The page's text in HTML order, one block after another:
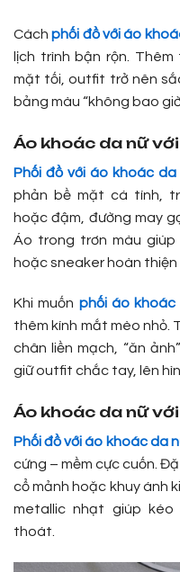
Cáchphối đồ với áo
lịch trình bận rộn.
mặt tối, outfit trở nên
bảng màu “không bao giờ
Áo khoác da nữ
Phối đồ với áo khoác da
phản bề mặt cá tính,
hoặc đậm, đường may
Áo trong trơn màu
hoặc sneaker hoàn thiện
Khi muốn phối áo khoác
thêm kính mắt mèo nhỏ.
chân liền mạch, “ăn
giữ outfit chắc tay, lên
Áo khoác da nữ
Phối đồ với áo khoác da
cứng – mềm cực cuốn.
cổ mảnh hoặc khuy ánh
metallic nhạt giúp
thoát.